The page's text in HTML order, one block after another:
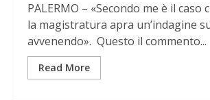
PALERMO – «Secondo me è il caso
la magistratura apra un’indagine
avvenendo». Questo il commento...
Read More